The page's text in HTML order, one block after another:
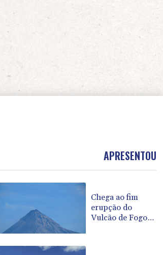
APRESENTOU
Chega ao fim
erupção do
Vulcão de Fogo